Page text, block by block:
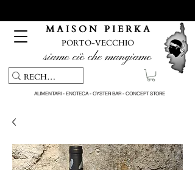
M A I S O N P I E R K A
PORTO-VECCHIO
siamo ciò che mangiamo
ALIMENTARI - ENOTECA - OYSTER BAR - CONCEPT STORE